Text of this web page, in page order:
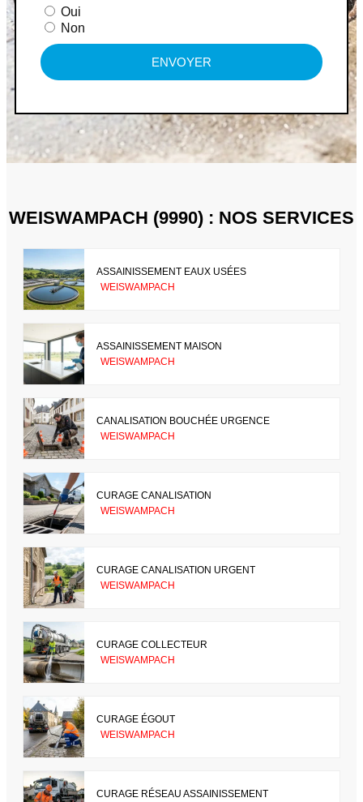
Oui
Non
ENVOYER
WEISWAMPACH (9990) : NOS SERVICES
ASSAINISSEMENT EAUX USÉES
WEISWAMPACH
ASSAINISSEMENT MAISON
WEISWAMPACH
CANALISATION BOUCHÉE URGENCE
WEISWAMPACH
CURAGE CANALISATION
WEISWAMPACH
CURAGE CANALISATION URGENT
WEISWAMPACH
CURAGE COLLECTEUR
WEISWAMPACH
CURAGE ÉGOUT
WEISWAMPACH
CURAGE RÉSEAU ASSAINISSEMENT